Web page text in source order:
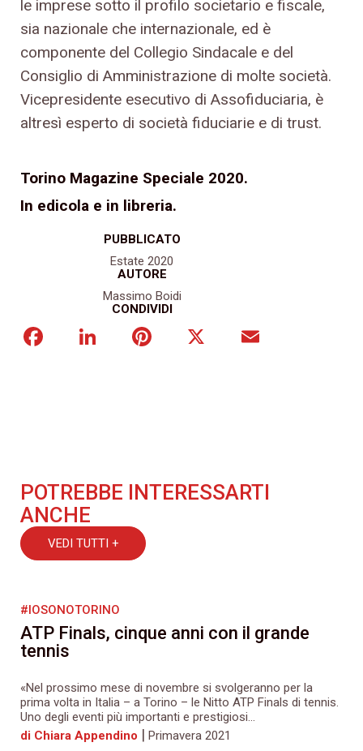
PUBBLICATO
Estate 2020
AUTORE
Massimo Boidi
CONDIVIDI
FacebookLinkedInPinterest
le imprese sotto il profilo societario e fiscale,
sia nazionale che internazionale, ed è
componente del Collegio Sindacale e del
Consiglio di Amministrazione di molte società.
Vicepresidente esecutivo di Assofiduciaria, è
altresì esperto di società fiduciarie e di trust.
Torino Magazine Speciale 2020.
In edicola e in libreria.
POTREBBE INTERESSARTI
ANCHE
VEDI TUTTI +
#IOSONOTORINO
ATP Finals, cinque anni con il grande
tennis
«Nel prossimo mese di novembre si svolgeranno per la
prima volta in Italia – a Torino – le Nitto ATP Finals di tennis.
Uno degli eventi più importanti e prestigiosi...
di Chiara Appendino | Primavera 2021